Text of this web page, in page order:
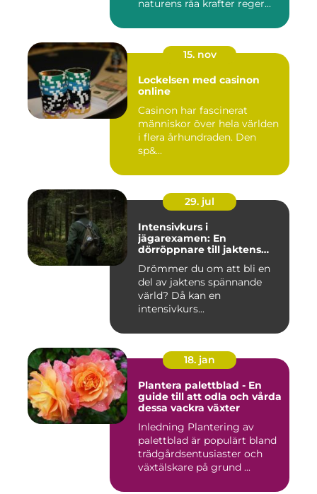
naturens råa krafter reger...
15. nov
Lockelsen med casinon
online
Casinon har fascinerat
människor över hela världen
i flera århundraden. Den
sp&...
29. jul
Intensivkurs i
jägarexamen: En
dörröppnare till jaktens
Drömmer du om att bli en
del av jaktens spännande
värld? Då kan en
intensivkurs...
18. jan
Plantera palettblad - En
guide till att odla och vårda
dessa vackra växter
Inledning Plantering av
palettblad är populärt bland
trädgårdsentusiaster och
växtälskare på grund ...